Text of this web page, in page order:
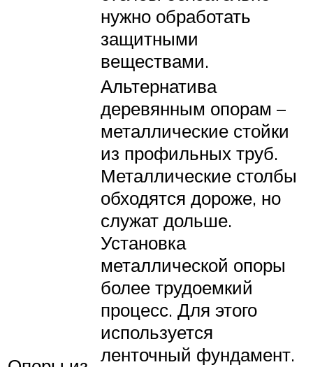
нужно обработать
защитными
веществами.
Альтернатива
деревянным опорам –
металлические стойки
из профильных труб.
Металлические столбы
обходятся дороже, но
служат дольше.
Установка
металлической опоры
более трудоемкий
процесс. Для этого
используется
ленточный фундамент.